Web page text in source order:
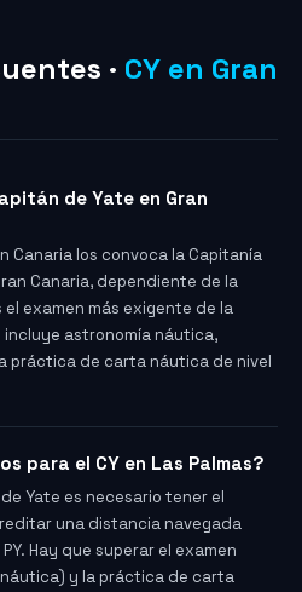
· CY en Gran
de Yate en Gran
Canaria los convoca la Capitanía
Canaria, dependiente de la
el examen más exigente de la
astronomía náutica,
práctica de carta náutica de nivel
para el CY en Las Palmas?
Yate es necesario tener el
una distancia navegada
Hay que superar el examen
y la práctica de carta